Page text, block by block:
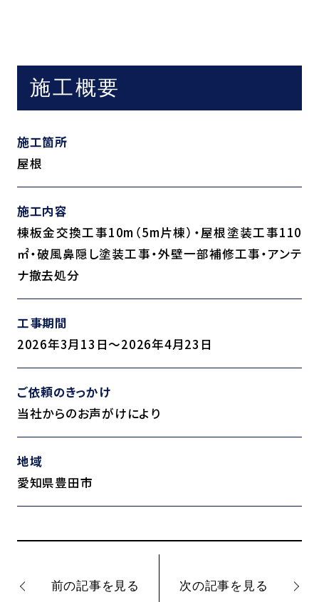
施工概要
施工箇所
屋根
施工内容
棟板金交換工事10m（5m片棟）・屋根塗装工事110
㎡・破風鼻隠し塗装工事・外壁一部補修工事・アンテ
ナ撤去処分
工事期間
2026年3月13日～2026年4月23日
ご依頼のきっかけ
当社からのお声がけにより
地域
愛知県豊田市
前の記事を見る 次の記事を見る